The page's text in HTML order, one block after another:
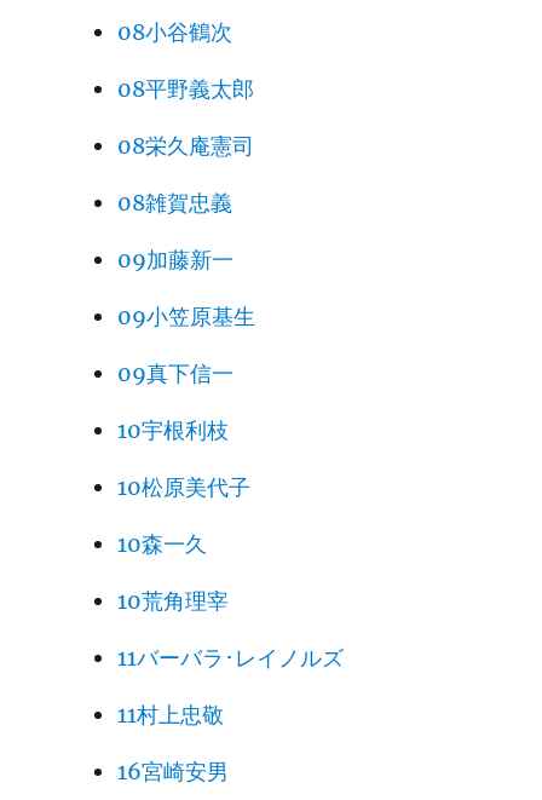
08小谷鶴次
08平野義太郎
08栄久庵憲司
08雑賀忠義
09加藤新一
09小笠原基生
09真下信一
10宇根利枝
10松原美代子
10森一久
10荒角理宰
11バーバラ･レイノルズ
11村上忠敬
16宮崎安男